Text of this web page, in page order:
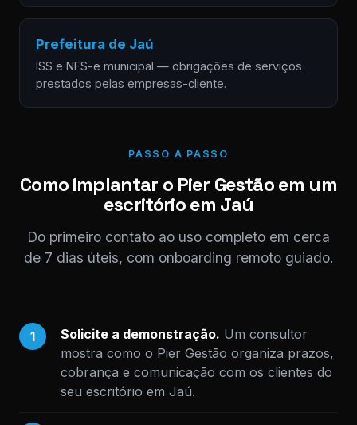
Prefeitura de Jaú
ISS e NFS-e municipal — obrigações de serviços
prestados pelas empresas-cliente.
PASSO A PASSO
Como implantar o Pier Gestão em um
escritório em Jaú
Do primeiro contato ao uso completo em cerca
de 7 dias úteis, com onboarding remoto guiado.
1 Solicite a demonstração. Um consultor
mostra como o Pier Gestão organiza prazos,
cobrança e comunicação com os clientes do
seu escritório em Jaú.